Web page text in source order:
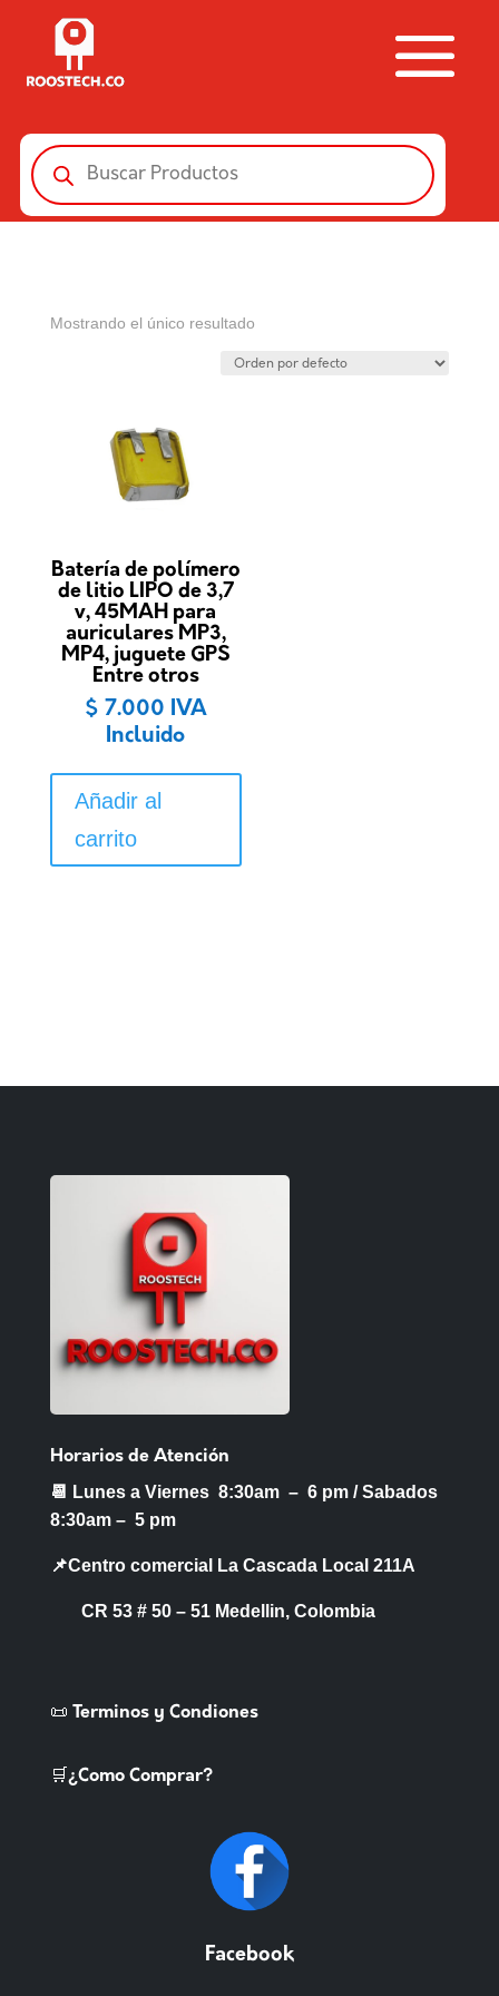
Búsqueda
de
productos
Mostrando el único resultado
Batería de polímero
de litio LIPO de 3,7
v, 45MAH para
auriculares MP3,
MP4, juguete GPS
Entre otros
$ 7.000 IVA
Incluido
Añadir al
carrito
Horarios de Atención
📆 Lunes a Viernes 8:30am – 6 pm /Sabados
8:30am – 5 pm
📌Centro comercial La Cascada Local 211A
CR 53 # 50 – 51 Medellin, Colombia
📜 Terminos y Condiones
🛒¿Como Comprar?
Facebook